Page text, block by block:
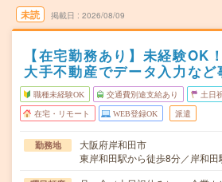
未読 掲載日 2026/08/09
【在宅勤務あり】未経験OK
大手不動産でデータ入力など
職種未経験OK 交通費別途支給あり 土日
在宅・リモート WEB登録OK 派遣
勤務地
大阪府岸和田市
東岸和田駅から徒歩8分／岸和